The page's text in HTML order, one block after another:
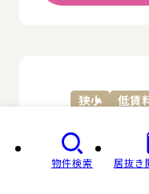
狭小 低賃
西武池袋
物件検索 居抜き